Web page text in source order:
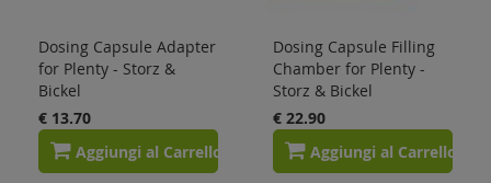
Dosing Capsule Adapter
for Plenty - Storz &
Bickel
€ 13.70
Aggiungi al Carrello
Dosing Capsule Filling
Chamber for Plenty -
Storz & Bickel
€ 22.90
Aggiungi al Carrello